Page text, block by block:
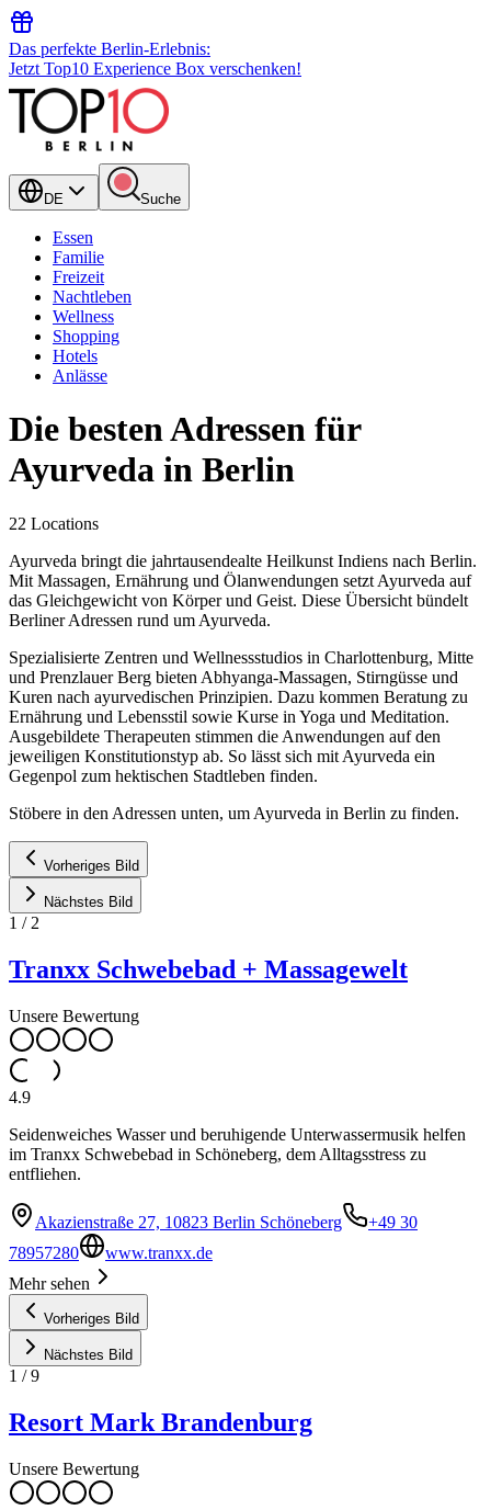
Das perfekte Berlin-Erlebnis:
Jetzt Top10 Experience Box verschenken!
DE Suche
Essen
Familie
Freizeit
Nachtleben
Wellness
Shopping
Hotels
Anlässe
Die besten Adressen für
Ayurveda in Berlin
22 Locations
Ayurveda bringt die jahrtausendealte Heilkunst Indiens nach Berlin.
Mit Massagen, Ernährung und Ölanwendungen setzt Ayurveda auf
das Gleichgewicht von Körper und Geist. Diese Übersicht bündelt
Berliner Adressen rund um Ayurveda.
Spezialisierte Zentren und Wellnessstudios in Charlottenburg, Mitte
und Prenzlauer Berg bieten Abhyanga-Massagen, Stirngüsse und
Kuren nach ayurvedischen Prinzipien. Dazu kommen Beratung zu
Ernährung und Lebensstil sowie Kurse in Yoga und Meditation.
Ausgebildete Therapeuten stimmen die Anwendungen auf den
jeweiligen Konstitutionstyp ab. So lässt sich mit Ayurveda ein
Gegenpol zum hektischen Stadtleben finden.
Stöbere in den Adressen unten, um Ayurveda in Berlin zu finden.
Vorheriges Bild
Nächstes Bild
1 / 2
Tranxx Schwebebad + Massagewelt
Unsere Bewertung
4.9
Seidenweiches Wasser und beruhigende Unterwassermusik helfen
im Tranxx Schwebebad in Schöneberg, dem Alltagsstress zu
entfliehen.
Akazienstraße 27, 10823 Berlin Schöneberg
+49 30
78957280
www.tranxx.de
Mehr sehen
Vorheriges Bild
Nächstes Bild
1 /9
Resort Mark Brandenburg
Unsere Bewertung